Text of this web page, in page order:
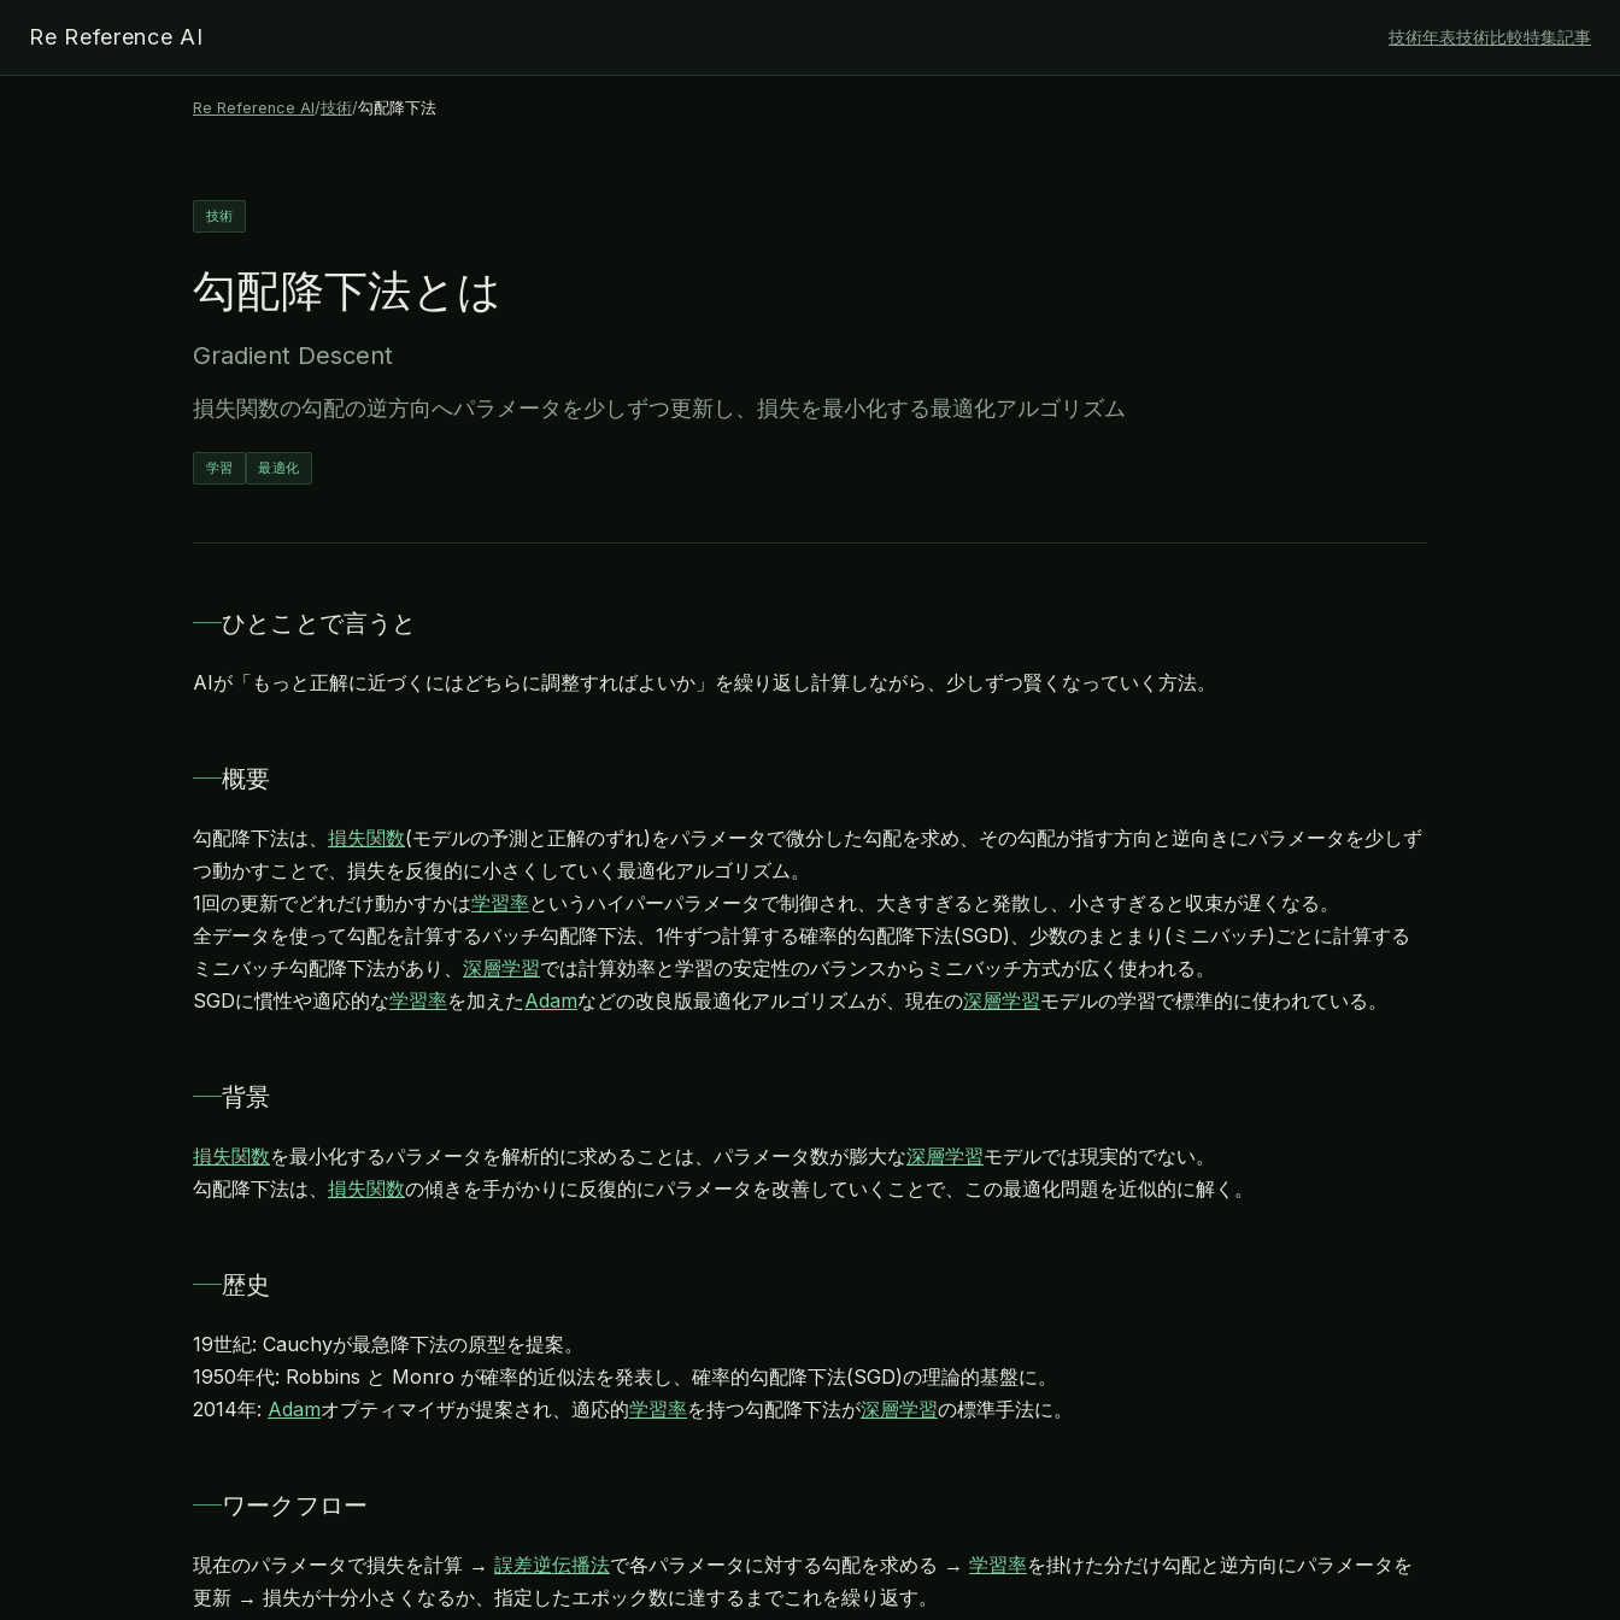
Re Reference AI 技術年表技術比較特集記事
Re Reference AI/技術/勾配降下法
技術
勾配降下法とは
Gradient Descent
損失関数の勾配の逆方向へパラメータを少しずつ更新し、損失を最小化する最適化アルゴリズム
学習 最適化
ひとことで言うと
AIが「もっと正解に近づくにはどちらに調整すればよいか」を繰り返し計算しながら、少しずつ賢くなっていく方法。
概要
勾配降下法は、 損失関数(モデルの予測と正解のずれ)をパラメータで微分した勾配を求め、その勾配が指す方向と逆向きにパラメータを少しず
つ動かすことで、損失を反復的に小さくしていく最適化アルゴリズム。
1回の更新でどれだけ動かすかは学習率というハイパーパラメータで制御され、大きすぎると発散し、小さすぎると収束が遅くなる。
全データを使って勾配を計算するバッチ勾配降下法、1件ずつ計算する確率的勾配降下法(SGD)、少数のまとまり(ミニバッチ)ごとに計算する
ミニバッチ勾配降下法があり、 深層学習では計算効率と学習の安定性のバランスからミニバッチ方式が広く使われる。
SGDに慣性や適応的な学習率を加えたAdamなどの改良版最適化アルゴリズムが、現在の深層学習モデルの学習で標準的に使われている。
背景
損失関数を最小化するパラメータを解析的に求めることは、パラメータ数が膨大な深層学習モデルでは現実的でない。
勾配降下法は、 損失関数の傾きを手がかりに反復的にパラメータを改善していくことで、この最適化問題を近似的に解く。
歴史
19世紀: Cauchyが最急降下法の原型を提案。
1950年代: Robbins と Monro が確率的近似法を発表し、確率的勾配降下法(SGD)の理論的基盤に。
2014年: Adamオプティマイザが提案され、適応的学習率を持つ勾配降下法が深層学習の標準手法に。
ワークフロー
現在のパラメータで損失を計算 → 誤差逆伝播法で各パラメータに対する勾配を求める → 学習率を掛けた分だけ勾配と逆方向にパラメータを
更新 → 損失が十分小さくなるか、指定したエポック数に達するまでこれを繰り返す。